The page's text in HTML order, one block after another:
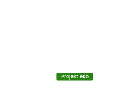
Projekt eko